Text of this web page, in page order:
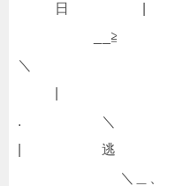
日 |
__≧
.
| 逃
＼＿